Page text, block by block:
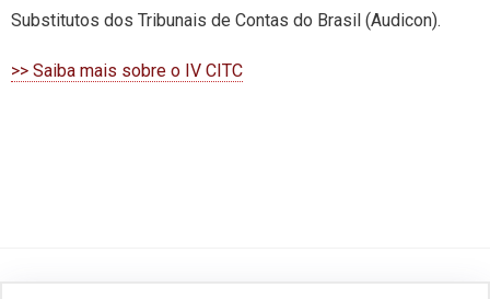
Substitutos dos Tribunais de Contas do Brasil (Audicon).
>> Saiba mais sobre o IV CITC